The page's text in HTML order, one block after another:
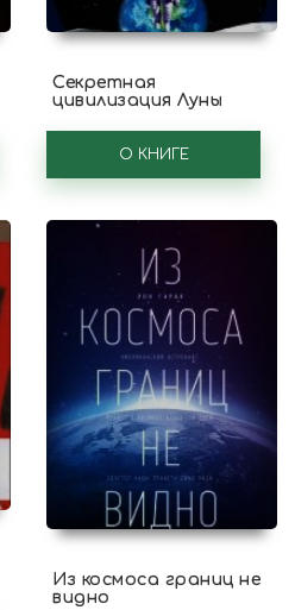
Секретная
цивилизация Луны
О КНИГЕ
Из космоса границ не
видно